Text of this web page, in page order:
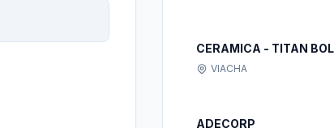
CERAMICA - TITAN
VIACHA
ADECORP